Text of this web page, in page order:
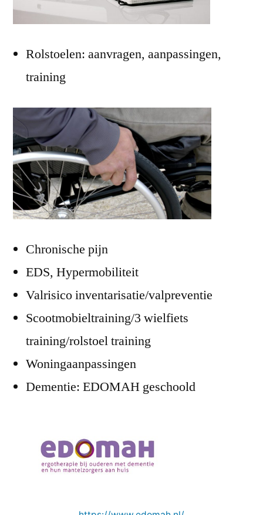
Rolstoelen: aanvragen, aanpassingen,
training
Chronische pijn
EDS, Hypermobiliteit
Valrisico inventarisatie/valpreventie
Scootmobieltraining/3 wielfiets
training/rolstoel training
Woningaanpassingen
Dementie: EDOMAH geschoold